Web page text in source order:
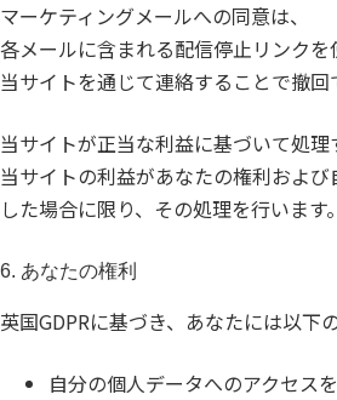
マーケティングメールへの同意は、
各メールに含まれる配信停止リンクを
当サイトを通じて連絡することで撤回
当サイトが正当な利益に基づいて処理
当サイトの利益があなたの権利およ
した場合に限り、その処理を行います。
6. あなたの権利
英国GDPRに基づき、あなたには以下
自分の個人データへのアクセス